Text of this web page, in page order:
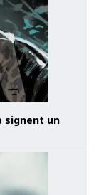
signent un